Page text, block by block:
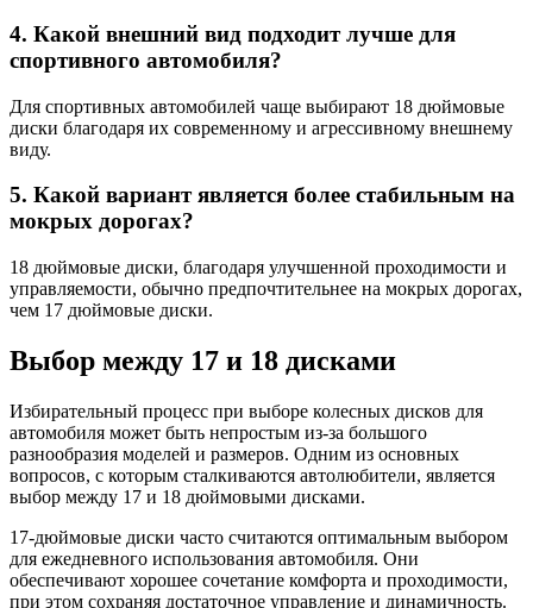
4. Какой внешний вид подходит лучше для
спортивного автомобиля?
Для спортивных автомобилей чаще выбирают 18 дюймовые
диски благодаря их современному и агрессивному внешнему
виду.
5. Какой вариант является более стабильным на
мокрых дорогах?
18 дюймовые диски, благодаря улучшенной проходимости и
управляемости, обычно предпочтительнее на мокрых дорогах,
чем 17 дюймовые диски.
Выбор между 17 и 18 дисками
Избирательный процесс при выборе колесных дисков для
автомобиля может быть непростым из-за большого
разнообразия моделей и размеров. Одним из основных
вопросов, с которым сталкиваются автолюбители, является
выбор между 17 и 18 дюймовыми дисками.
17-дюймовые диски часто считаются оптимальным выбором
для ежедневного использования автомобиля. Они
обеспечивают хорошее сочетание комфорта и проходимости,
при этом сохраняя достаточное управление и динамичность.